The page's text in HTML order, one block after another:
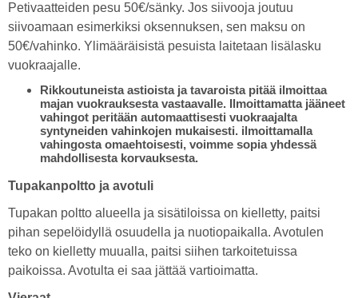
Petivaatteiden pesu 50€/sänky. Jos siivooja joutuu
siivoamaan esimerkiksi oksennuksen, sen maksu on
50€/vahinko. Ylimääräisistä pesuista laitetaan lisälasku
vuokraajalle.
Rikkoutuneista astioista ja tavaroista pitää ilmoittaa
majan vuokrauksesta vastaavalle. Ilmoittamatta jääneet
vahingot peritään automaattisesti vuokraajalta
syntyneiden vahinkojen mukaisesti. ilmoittamalla
vahingosta omaehtoisesti, voimme sopia yhdessä
mahdollisesta korvauksesta.
Tupakanpoltto ja avotuli
Tupakan poltto alueella ja sisätiloissa on kielletty, paitsi
pihan sepelöidyllä osuudella ja nuotiopaikalla. Avotulen
teko on kielletty muualla, paitsi siihen tarkoitetuissa
paikoissa. Avotulta ei saa jättää vartioimatta.